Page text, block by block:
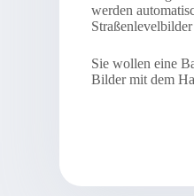
werden
Sie wollen eine
Bilder mit dem